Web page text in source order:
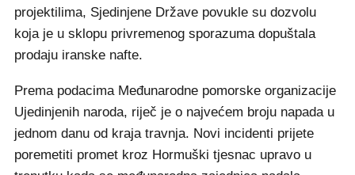
projektilima, Sjedinjene Države povukle su dozvolu
koja je u sklopu privremenog sporazuma dopuštala
prodaju iranske nafte.
Prema podacima Međunarodne pomorske organizacije
Ujedinjenih naroda, riječ je o najvećem broju napada u
jednom danu od kraja travnja. Novi incidenti prijete
poremetiti promet kroz Hormuški tjesnac upravo u